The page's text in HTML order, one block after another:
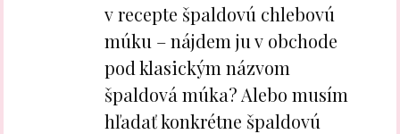
v recepte špaldovú chlebovú
múku – nájdem ju v obchode
pod klasickým názvom
špaldová múka? Alebo musím
hľadať konkrétne špaldovú